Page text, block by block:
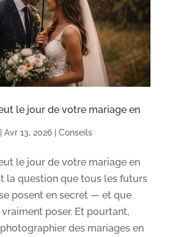
le jour de votre mariage en
Avr 13, 2026| Conseils
le jour de votre mariage en
la question que tous les futurs
posent en secret — et que
vraiment poser. Et pourtant,
des mariages en